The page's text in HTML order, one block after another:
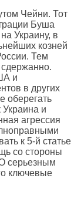
Чейни. Тот
Буша
Украину, в
козней
Тем
и
в других
оберегать
и
агрессия
к 5-й статье
со стороны
серьезным
ключевые